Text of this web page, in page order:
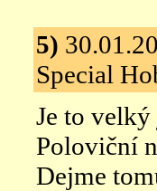
5)
Special
Je to
Poloviční
Dejme